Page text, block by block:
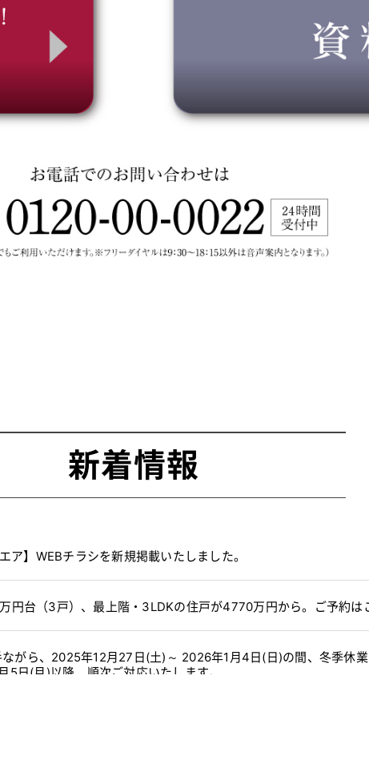
新着情報
ア】WEBチラシを新規掲載いたしました。
円台（3戸）、最上階・3LDKの住戸が4770万円から。ご予約は
ながら、2025年12月27日(土)～ 2026年1月4日(日)の間、冬季休
日(月)以降、順次ご対応いたします。